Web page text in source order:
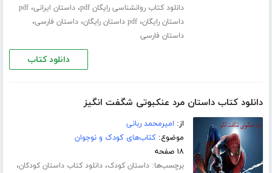
دانلود کتاب روانشناسی رایگان pdf ،داستان ایرانی،pdf
داستان رایگان،pdf داستان رایگان ،داستان فارسی،
داستان فارسی
دانلود کتاب
دانلود کتاب داستان مرد عنکبوتی شگفت انگیز
از: امیرمحمد ربانی
موضوع:کتاب‌های کودک و نوجوان
۱۸ صفحه
برچسب‌ها:داستان کودک،دانلود کتاب داستان کودکان،